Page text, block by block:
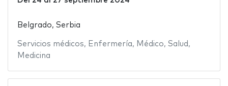
Belgrado, Serbia
Servicios médicos, Enfermería, Médico, Salud ,
Medicina